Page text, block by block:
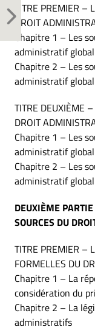
TITRE PREMIER
DROIT
Chapitre 1 – Les
administratif global
Chapitre 2 – Les
administratif global
TITRE DEUXIÈME
DROIT
Chapitre 1 – Les
administratif global
Chapitre 2 – Les
administratif global
DEUXIÈME
SOURCES DU
TITRE PREMIER –
FORMELLES DU
Chapitre 1 – La
considération du
Chapitre 2 – La
administratifs